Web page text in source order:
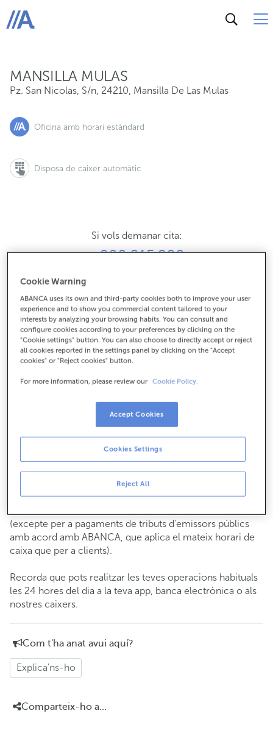
ABANCA
MANSILLA MULAS
Pz. San Nicolas, S/n, 24210, Mansilla De Las Mulas
Oficina amb horari estàndard
Disposa de caixer automàtic
Si vols demanar cita:
900 815 200
987310985
Com arribar
De dilluns a divendres de8:15 a 14:00.
cita prèviai t'atendrem el dia i hora que
Operacions amb efectiu
Clients: de dilluns a divendres de 8:15 a 11:00
Si no ets client, l'horari de caixa serà elsdimarts i dijous
(excepte per a pagaments de tributs d'emissors públics
amb acord amb ABANCA, que aplica el mateix horari de
caixa que per a clients).
Recorda que pots realitzar les teves operacions habituals
les 24 hores del dia a la teva app, banca electrònica o als
nostres caixers.
Com t'ha anat avui aquí?
Explica'ns-ho
Comparteix-ho a...
Cookie Warning
ABANCA uses its own and third-party cookies both to improve your user
experience and to show you commercial content tailored to your
interests by analyzing your browsing habits. You can consult and
configure cookies according to your preferences by clicking on the
"Cookie settings" button. You can also choose to directly accept or reject
all cookies reported in the settings panel by clicking on the "Accept
cookies" or "Reject cookies" button.
For more information, please review our Cookie Policy.
Reject All
Cookies Settings
Accept Cookies